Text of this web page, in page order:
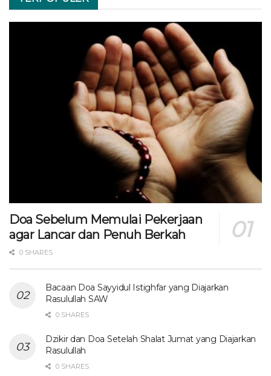
Doa Sebelum Memulai Pekerjaan
agar Lancar dan Penuh Berkah
0 SHARES
Bacaan Doa Sayyidul Istighfar yang Diajarkan
Rasulullah SAW
0 SHARES
Dzikir dan Doa Setelah Shalat Jumat yang Diajarkan
Rasulullah
0 SHARES